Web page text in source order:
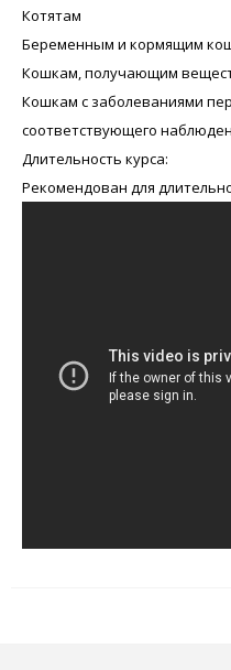
Котятам
Беременным и кормящим
Кошкам, получающим
Кошкам с заболеваниями
соответствующего
Длительность курса:
Рекомендован для